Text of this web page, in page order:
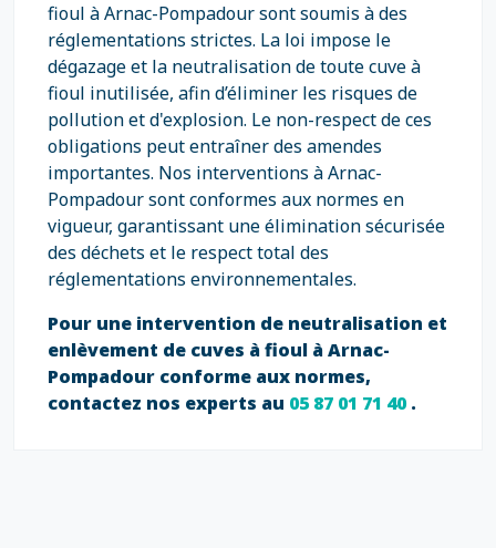
fioul à Arnac-Pompadour sont soumis à des
réglementations strictes. La loi impose le
dégazage et la neutralisation de toute cuve à
fioul inutilisée, afin d’éliminer les risques de
pollution et d'explosion. Le non-respect de ces
obligations peut entraîner des amendes
importantes. Nos interventions à Arnac-
Pompadour sont conformes aux normes en
vigueur, garantissant une élimination sécurisée
des déchets et le respect total des
réglementations environnementales.
Pour une intervention de neutralisation et
enlèvement de cuves à fioul à Arnac-
Pompadour conforme aux normes,
contactez nos experts au 05 87 01 71 40.